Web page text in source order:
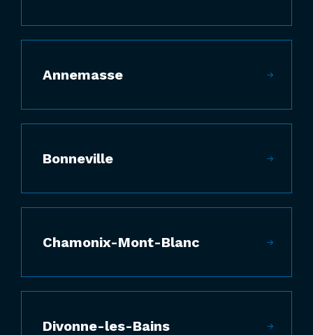
Annemasse
Bonneville
Chamonix-Mont-Blanc
Divonne-les-Bains